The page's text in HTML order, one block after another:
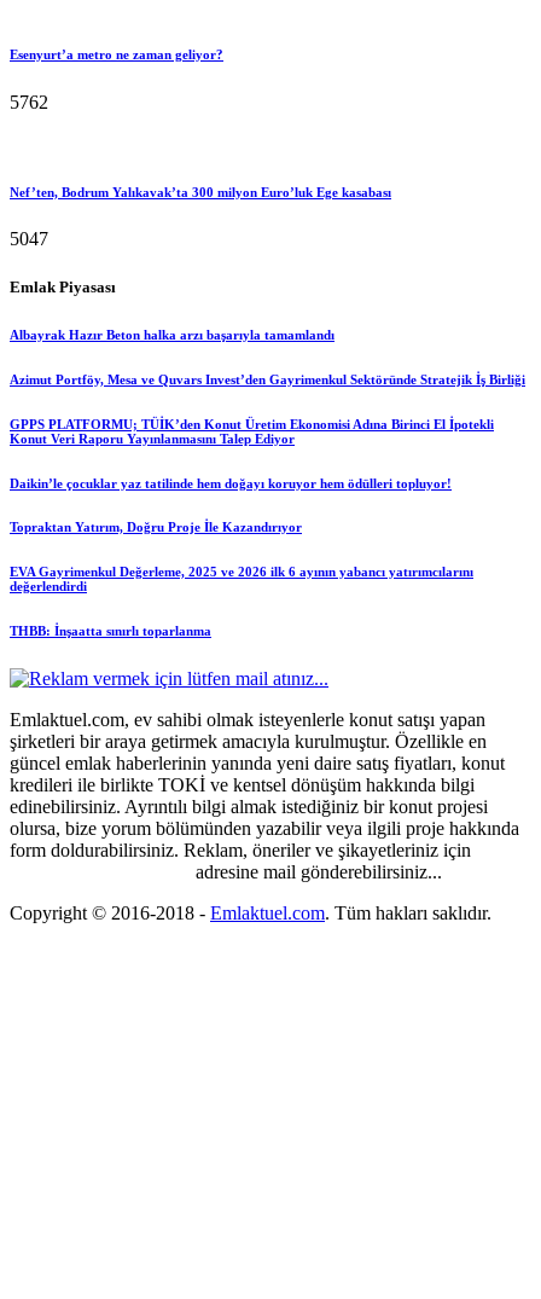
Esenyurt’a metro ne zaman geliyor?
5762
Nef’ten, Bodrum Yalıkavak’ta 300 milyon Euro’luk Ege kasabası
5047
Emlak Piyasası
Albayrak Hazır Beton halka arzı başarıyla tamamlandı
Azimut Portföy, Mesa ve Quvars Invest’den Gayrimenkul Sektöründe Stratejik İş Birliği
GPPS PLATFORMU; TÜİK’den Konut Üretim Ekonomisi Adına Birinci El İpotekli
Konut Veri Raporu Yayınlanmasını Talep Ediyor
Daikin’le çocuklar yaz tatilinde hem doğayı koruyor hem ödülleri topluyor!
Topraktan Yatırım, Doğru Proje İle Kazandırıyor
EVA Gayrimenkul Değerleme, 2025 ve 2026 ilk 6 ayının yabancı yatırımcılarını
değerlendirdi
THBB: İnşaatta sınırlı toparlanma
Emlaktuel.com, ev sahibi olmak isteyenlerle konut satışı yapan
şirketleri bir araya getirmek amacıyla kurulmuştur. Özellikle en
güncel emlak haberlerinin yanında yeni daire satış fiyatları, konut
kredileri ile birlikte TOKİ ve kentsel dönüşüm hakkında bilgi
edinebilirsiniz. Ayrıntılı bilgi almak istediğiniz bir konut projesi
olursa, bize yorum bölümünden yazabilir veya ilgili proje hakkında
form doldurabilirsiniz. Reklam, öneriler ve şikayetleriniz için
adresine mail gönderebilirsiniz...
Copyright © 2016-2018 - Emlaktuel.com. Tüm hakları saklıdır.